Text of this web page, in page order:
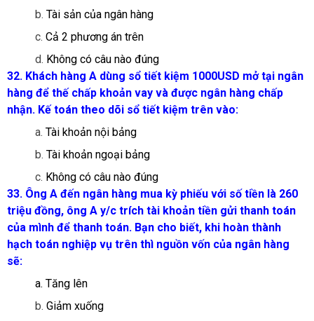
b. Tài sản của ngân hàng
c. Cả 2 phương án trên
d. Không có câu nào đúng
32. Khách hàng A dùng sổ tiết kiệm 1000USD mở tại ngân
hàng để thế chấp khoản vay và được ngân hàng chấp
nhận. Kế toán theo dõi sổ tiết kiệm trên vào:
a. Tài khoản nội bảng
b. Tài khoản ngoại bảng
c. Không có câu nào đúng
33. Ông A đến ngân hàng mua kỳ phiếu với số tiền là 260
triệu đồng, ông A y/c trích tài khoản tiền gửi thanh toán
của mình để thanh toán. Bạn cho biết, khi hoàn thành
hạch toán nghiệp vụ trên thì nguồn vốn của ngân hàng
sẽ:
a. Tăng lên
b. Giảm xuống